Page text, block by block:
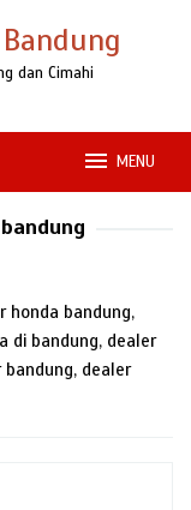
dan Cimahi
MENU
honda bandung,
di bandung, dealer
dealer